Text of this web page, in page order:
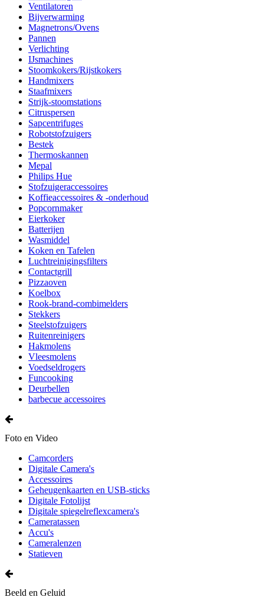
Ventilatoren
Bijverwarming
Magnetrons/Ovens
Pannen
Verlichting
IJsmachines
Stoomkokers/Rijstkokers
Handmixers
Staafmixers
Strijk-stoomstations
Citruspersen
Sapcentrifuges
Robotstofzuigers
Bestek
Thermoskannen
Mepal
Philips Hue
Stofzuigeraccessoires
Koffieaccessoires & -onderhoud
Popcornmaker
Eierkoker
Batterijen
Wasmiddel
Koken en Tafelen
Luchtreinigingsfilters
Contactgrill
Pizzaoven
Koelbox
Rook-brand-combimelders
Stekkers
Steelstofzuigers
Ruitenreinigers
Hakmolens
Vleesmolens
Voedseldrogers
Funcooking
Deurbellen
barbecue accessoires
Foto en Video
Camcorders
Digitale Camera's
Accessoires
Geheugenkaarten en USB-sticks
Digitale Fotolijst
Digitale spiegelreflexcamera's
Cameratassen
Accu's
Cameralenzen
Statieven
Beeld en Geluid